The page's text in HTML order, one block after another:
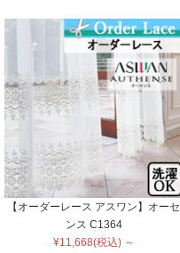
【オーダーレース アスワン】オーセ
ンス C1364
¥11,668(税込) ～